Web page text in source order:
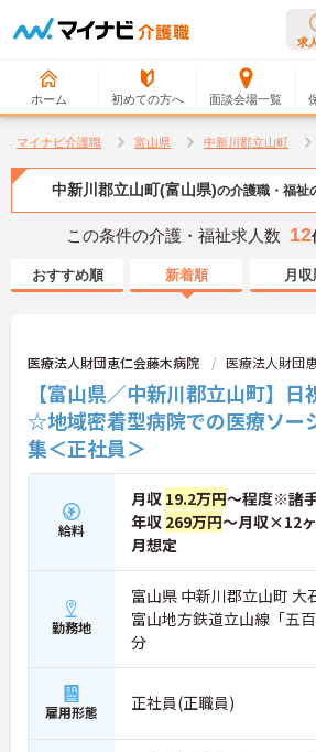
求
ホーム 初めての方へ 面談会場一覧
マイナビ介護職 富山県 中新川郡立山町
中新川郡立山町(富山県)の介護職・福祉
この条件の介護・福祉求人数 12
おすすめ順 新着順 月
医療法人財団恵仁会藤木病院 医療法人財団
【富山県／中新川郡立山町】
☆地域密着型病院での医療ソー
集＜正社員＞
給料
月収 19.2万円～程度※諸
年収 269万円～月収×12
月想定
勤務地
富山県 中新川郡立山町 大
富山地方鉄道立山線「五
分
雇用形態 正社員(正職員)